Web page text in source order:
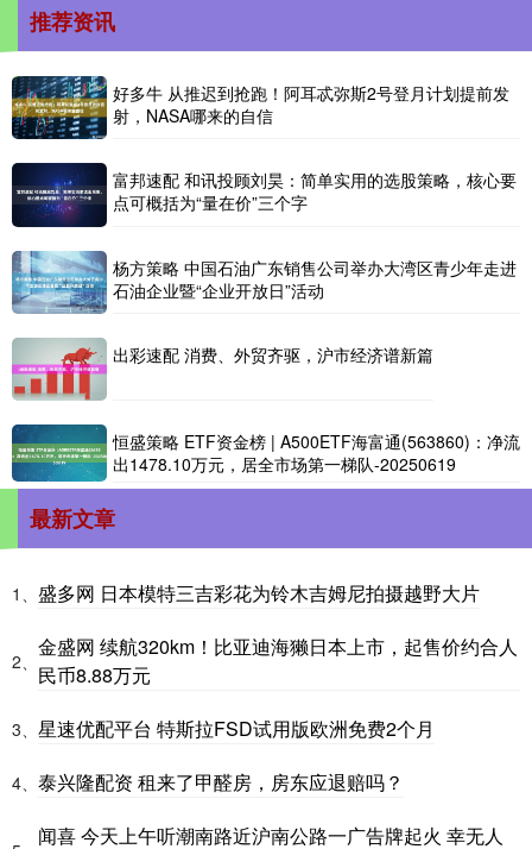
推荐资讯
好多牛 从推迟到抢跑！阿耳忒弥斯2号登月计划提前发
射，NASA哪来的自信
富邦速配 和讯投顾刘昊：简单实用的选股策略，核心要
点可概括为“量在价”三个字
杨方策略 中国石油广东销售公司举办大湾区青少年走进
石油企业暨“企业开放日”活动
出彩速配 消费、外贸齐驱，沪市经济谱新篇
恒盛策略 ETF资金榜 | A500ETF海富通(563860)：净流
出1478.10万元，居全市场第一梯队-20250619
最新文章
1、 盛多网 日本模特三吉彩花为铃木吉姆尼拍摄越野大片
2、
金盛网 续航320km！比亚迪海獭日本上市，起售价约合人
民币8.88万元
3、 星速优配平台 特斯拉FSD试用版欧洲免费2个月
4、 泰兴隆配资 租来了甲醛房，房东应退赔吗？
闻喜 今天上午听潮南路近沪南公路一广告牌起火 幸无人